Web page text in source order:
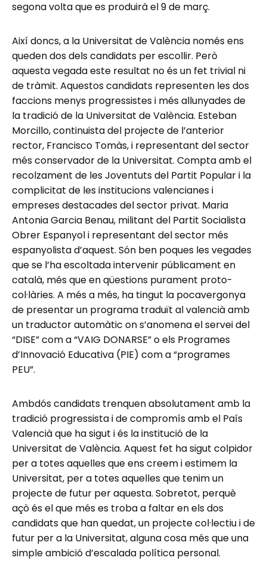
segona volta que es produirà el 9 de març.
Així doncs, a la Universitat de València només ens
queden dos dels candidats per escollir. Però
aquesta vegada este resultat no és un fet trivial ni
de tràmit. Aquestos candidats representen les dos
faccions menys progressistes i més allunyades de
la tradició de la Universitat de València. Esteban
Morcillo, continuista del projecte de l’anterior
rector, Francisco Tomàs, i representant del sector
més conservador de la Universitat. Compta amb el
recolzament de les Joventuts del Partit Popular i la
complicitat de les institucions valencianes i
empreses destacades del sector privat. Maria
Antonia Garcia Benau, militant del Partit Socialista
Obrer Espanyol i representant del sector més
espanyolista d’aquest. Són ben poques les vegades
que se l’ha escoltada intervenir públicament en
català, més que en qüestions purament proto-
col·làries. A més a més, ha tingut la pocavergonya
de presentar un programa traduït al valencià amb
un traductor automàtic on s’anomena el servei del
“DISE” com a “VAIG DONARSE” o els Programes
d’Innovació Educativa (PIE) com a “programes
PEU”.
Ambdós candidats trenquen absolutament amb la
tradició progressista i de compromís amb el País
Valencià que ha sigut i és la institució de la
Universitat de València. Aquest fet ha sigut colpidor
per a totes aquelles que ens creem i estimem la
Universitat, per a totes aquelles que tenim un
projecte de futur per aquesta. Sobretot, perquè
açò és el que més es troba a faltar en els dos
candidats que han quedat, un projecte col·lectiu i de
futur per a la Universitat, alguna cosa més que una
simple ambició d’escalada política personal.